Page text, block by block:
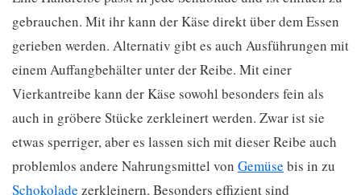
gebrauchen. Mit ihr kann der Käse direkt über dem Essen
gerieben werden. Alternativ gibt es auch Ausführungen mit
einem Auffangbehälter unter der Reibe. Mit einer
Vierkantreibe kann der Käse sowohl besonders fein als
auch in gröbere Stücke zerkleinert werden. Zwar ist sie
etwas sperriger, aber es lassen sich mit dieser Reibe auch
problemlos andere Nahrungsmittel von Gemüse bis in zu
Schokolade zerkleinern. Besonders effizient sind